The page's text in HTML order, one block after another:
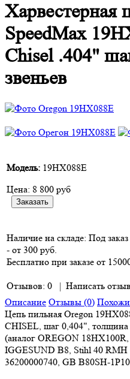
Харвестерная
SpeedMax
Chisel .404"
звеньев
Модель: 19HX088E
Цена: 8 800 руб
Наличие на складе: Под заказ
- от 300 руб.
Бесплатно при заказе от
Отзывов: 0 | Написать отзыв
Описание Отзывы (0)
Цепь пильная Oregon
CHISEL, шаг 0,404", толщина
(аналог OREGON
IGGESUND B8, Stihl 40 RMH
36200000740, GB B80SH-